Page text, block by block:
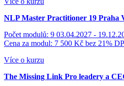
NLP Master Practitioner 19 Praha
Počet modulů: 9 03.04.2027 -
Cena za modul: 7 500 Kč bez 21%
Více o kurzu
The Missing Link Pro leadery a